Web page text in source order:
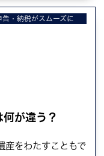
・納税がスムーズに
が違う？
産をわたすこともで